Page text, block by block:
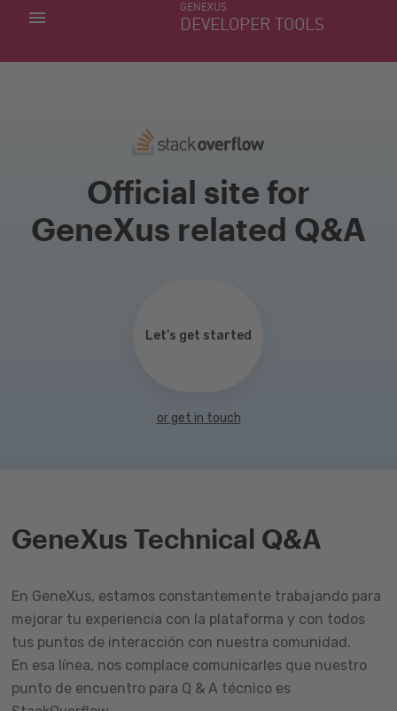
GENEXUS
DEVELOPER TOOLS
MIS APLICACIONES
Official site for
GeneXus related Q&A
Let’s get started
or get in touch
GeneXus Technical Q&A
En GeneXus, estamos constantemente trabajando para
mejorar tu experiencia con la plataforma y con todos
tus puntos de interacción con nuestra comunidad.
En esa línea, nos complace comunicarles que nuestro
punto de encuentro para Q & A técnico es